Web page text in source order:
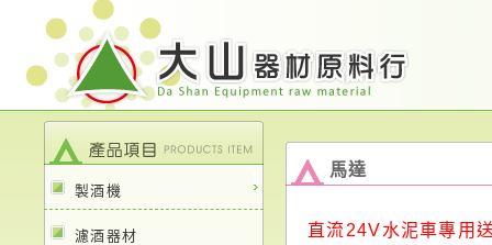
製酒機
濾酒器材
馬達
直流24V水泥車專用